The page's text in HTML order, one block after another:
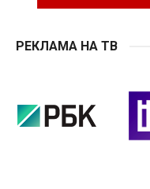
РЕКЛАМА НА ТВ